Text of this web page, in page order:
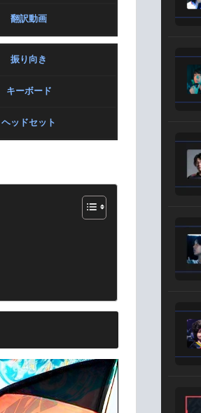
翻訳動画
振り向き
キーボード
ヘッドセット